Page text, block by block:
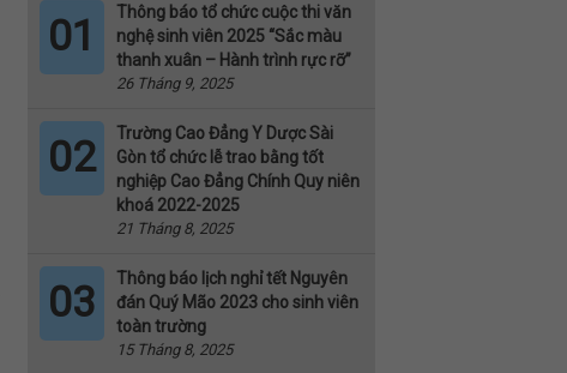
01
Thông báo tổ chức cuộc thi văn
nghệ sinh viên 2025 “Sắc màu
thanh xuân – Hành trình rực rỡ”
26 Tháng 9, 2025
02
Trường Cao Đẳng Y Dược Sài
Gòn tổ chức lễ trao bằng tốt
nghiệp Cao Đẳng Chính Quy niên
khoá 2022-2025
21 Tháng 8, 2025
03
Thông báo lịch nghỉ tết Nguyên
đán Quý Mão 2023 cho sinh viên
toàn trường
15 Tháng 8, 2025